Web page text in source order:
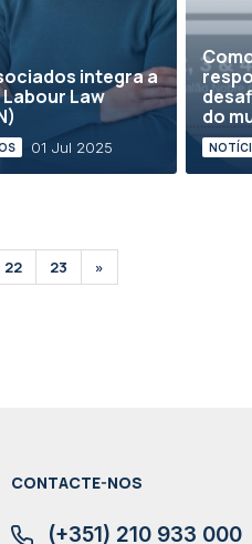
integra a
Law
01 Jul 2025
do
22 23 »
CONTACTE-NOS
(+351) 210 933 000